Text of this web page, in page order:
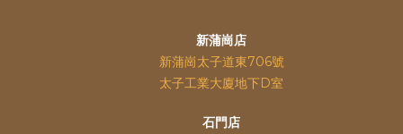
新蒲崗店
新蒲崗太子道東706號
太子工業大廈地下D室
石門店